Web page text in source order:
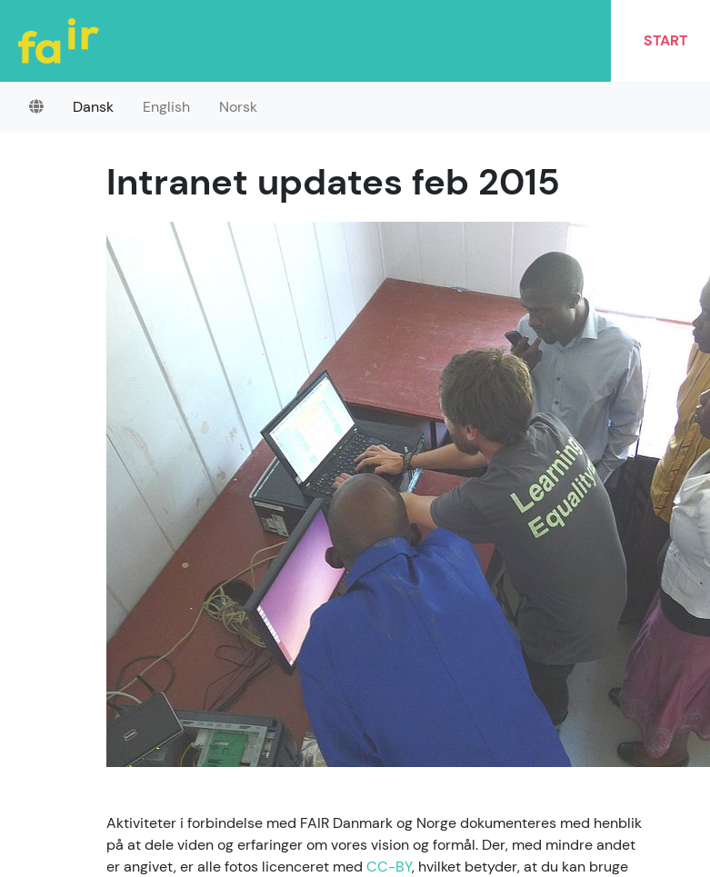
START
Dansk English Norsk
Intranet updates feb 2015
Aktiviteter i forbindelse med FAIR Danmark og Norge dokumenteres med henblik
på at dele viden og erfaringer om vores vision og formål. Der, med mindre andet
er angivet, er alle fotos licenceret med CC-BY, hvilket betyder, at du kan bruge